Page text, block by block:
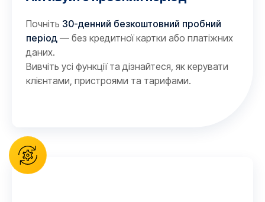
Почніть 30-денний безкоштовний пробний
період — без кредитної картки або платіжних
даних.
Вивчіть усі функції та дізнайтеся, як керувати
клієнтами, пристроями та тарифами.